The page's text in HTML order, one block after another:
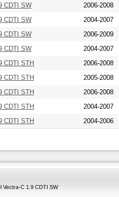
CDTI SW
2006-2008
CDTI SW
2004-2007
CDTI SW
2006-2009
CDTI SW
2004-2007
CDTI STH
2006-2008
CDTI STH
2005-2008
CDTI STH
2006-2008
CDTI STH
2004-2007
CDTI STH 2004-2006
Vectra-C 1.9 CDTI SW